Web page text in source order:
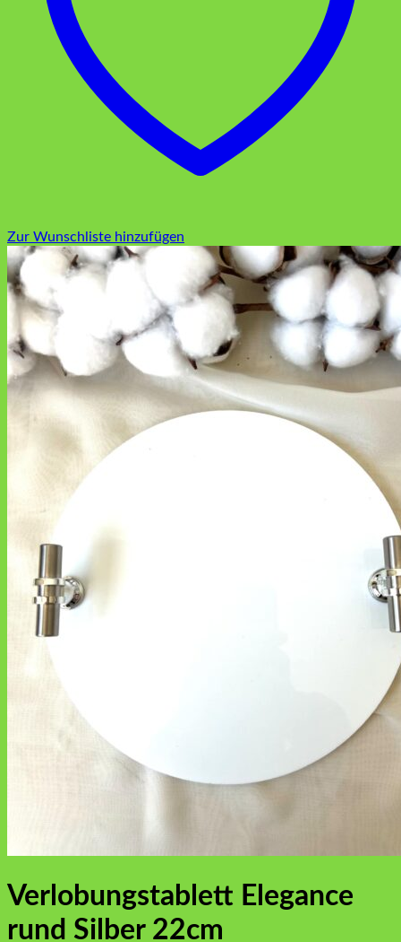
Zur Wunschliste hinzufügen
Verlobungstablett Elegance
rund Silber 22cm